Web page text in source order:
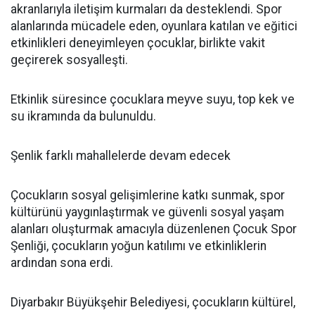
akranlarıyla iletişim kurmaları da desteklendi. Spor
alanlarında mücadele eden, oyunlara katılan ve eğitici
etkinlikleri deneyimleyen çocuklar, birlikte vakit
geçirerek sosyalleşti.
Etkinlik süresince çocuklara meyve suyu, top kek ve
su ikramında da bulunuldu.
Şenlik farklı mahallelerde devam edecek
Çocukların sosyal gelişimlerine katkı sunmak, spor
kültürünü yaygınlaştırmak ve güvenli sosyal yaşam
alanları oluşturmak amacıyla düzenlenen Çocuk Spor
Şenliği, çocukların yoğun katılımı ve etkinliklerin
ardından sona erdi.
Diyarbakır Büyükşehir Belediyesi, çocukların kültürel,